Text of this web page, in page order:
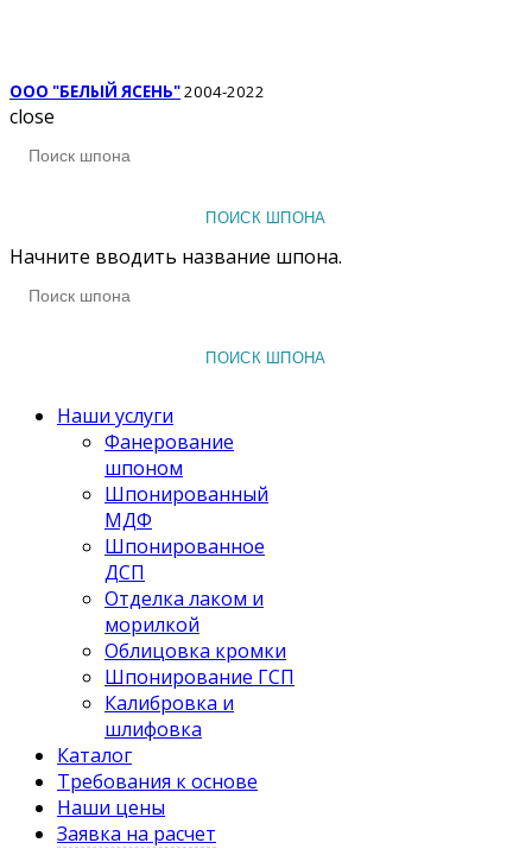
ООО "БЕЛЫЙ ЯСЕНЬ"2004-2022
close
ПОИСК ШПОНА
Начните вводить название шпона.
ПОИСК ШПОНА
Наши услуги
Фанерование
шпоном
Шпонированный
МДФ
Шпонированное
ДСП
Отделка лаком и
морилкой
Облицовка кромки
Шпонирование ГСП
Калибровка и
шлифовка
Каталог
Требования к основе
Наши цены
Заявка на расчет